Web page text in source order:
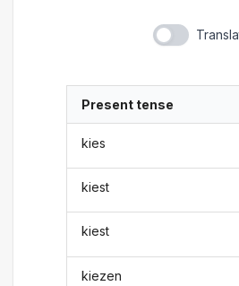
Present tense
kies
kiest
kiest
kiezen